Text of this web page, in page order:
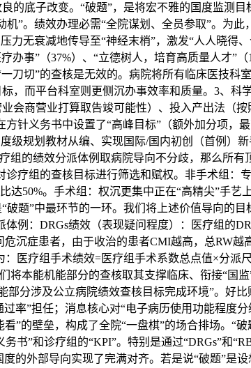
的底子改变。“破题”，是将宏不雅的国度监测
”。绩效办理必需“全院谋划、全员参取”。为
无衰减地传导至“神经末梢”，激发“人人晓得
事”（37%）、“立德树人，培育高质量人才”
刀切”的查核是无效的。病院将所有临床医技科
而平台科室则更侧沉办事效率和质量。3、科
会商营业打算取告竣可能性）、投入产出法（
针义务书中设置了“高峰目标”（额外加分项，
规划教材从编、实现国际/国内初创（首例）
组的绩效分派体例取病院导向不分歧，那么所
疗组的查核目标进行筛选和赋权。非手术组：
50%。手术组：权沉更集中正在“高精尖”手艺
题”中最环节的一环。我们将上述价值导向的
例：DRGs绩效（表现疑问程度）：医疗组的
沉症患者，由于收治的患者CMI越高，总RW越
医疗组手术绩效=医疗组手术系数总点值×分派
本能机能部分的查核取其支撑临床、衔接“国
分涉及公立病院绩效查核目标完成环境”。好
率”担任；消息核心对“电子病历使用功能程度
”的壁垒，构成了全院“一盘棋”的场合排场。“
书”和诊疗组的“KPI”。特别是通过“DRGs”和
的外部导向实现了完满对齐。若是说“破题”是